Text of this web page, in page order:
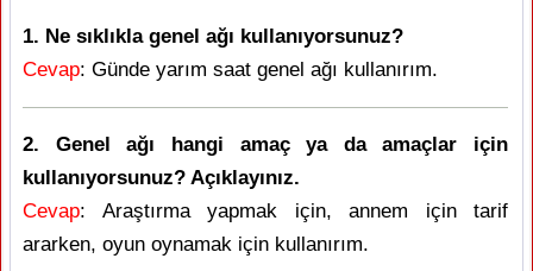
1. Ne sıklıkla genel ağı kullanıyorsunuz?
Cevap: Günde yarım saat genel ağı kullanırım.
2. Genel ağı hangi amaç ya da amaçlar için
kullanıyorsunuz? Açıklayınız.
Cevap: Araştırma yapmak için, annem için tarif
ararken, oyun oynamak için kullanırım.